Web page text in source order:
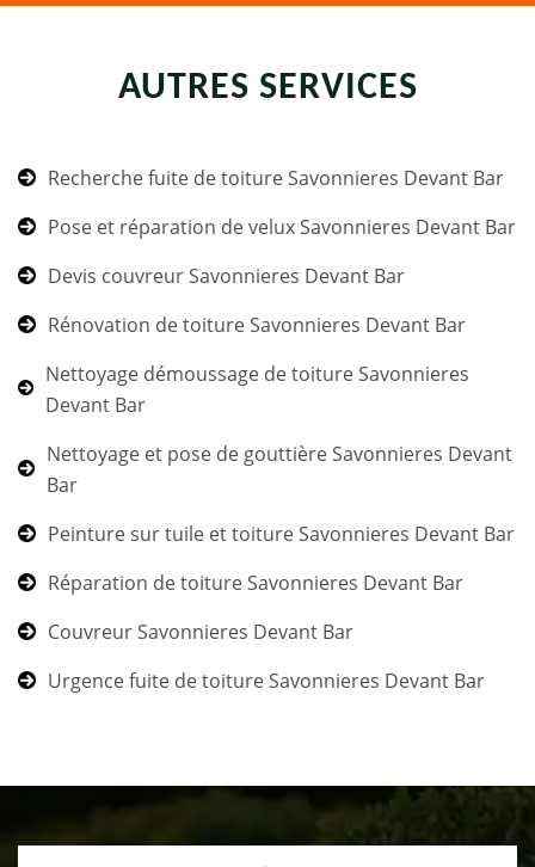
AUTRES SERVICES
Recherche fuite de toiture Savonnieres Devant Bar
Pose et réparation de velux Savonnieres Devant Bar
Devis couvreur Savonnieres Devant Bar
Rénovation de toiture Savonnieres Devant Bar
Nettoyage démoussage de toiture Savonnieres
Devant Bar
Nettoyage et pose de gouttière Savonnieres Devant
Bar
Peinture sur tuile et toiture Savonnieres Devant Bar
Réparation de toiture Savonnieres Devant Bar
Couvreur Savonnieres Devant Bar
Urgence fuite de toiture Savonnieres Devant Bar